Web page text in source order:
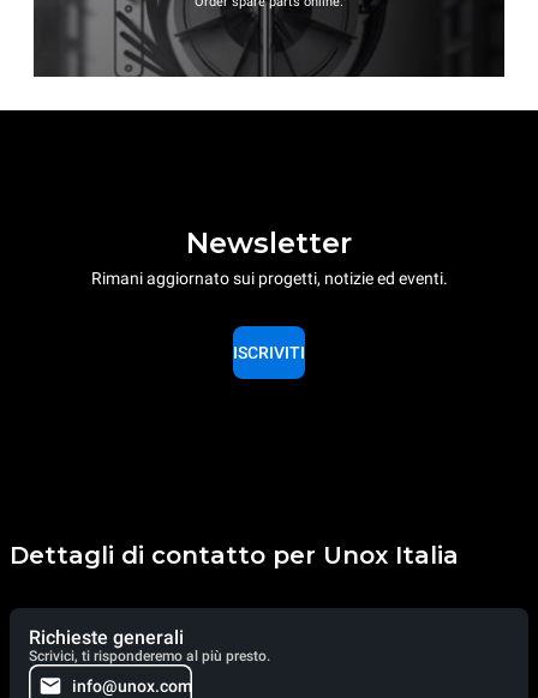
Newsletter
Rimani aggiornato sui progetti, notizie ed eventi.
ISCRIVITI
Dettagli di contatto per Unox Italia
Richieste generali
Scrivici, ti risponderemo al più presto.
info@unox.com